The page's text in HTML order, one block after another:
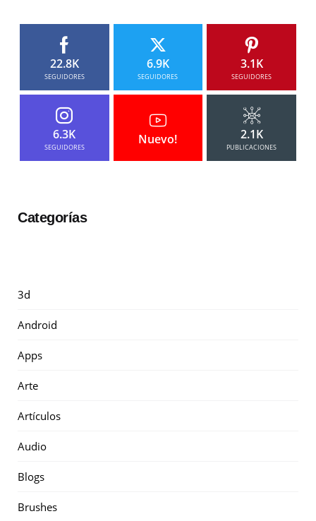
22.8K
SEGUIDORES
6.9K
SEGUIDORES
3.1K
SEGUIDORES
6.3K
SEGUIDORES
Nuevo! 2.1K
PUBLICACIONES
Categorías
3d
Android
Apps
Arte
Artículos
Audio
Blogs
Brushes